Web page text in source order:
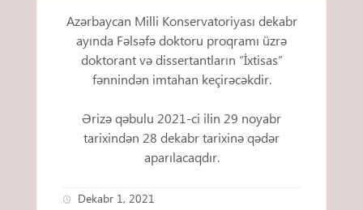
Azərbaycan Milli Konservatoriyası dekabr
ayında Fəlsəfə doktoru proqramı üzrə
doktorant və dissertantların “İxtisas”
fənnindən imtahan keçirəcəkdir.
Ərizə qəbulu 2021-ci ilin 29 noyabr
tarixindən 28 dekabr tarixinə qədər
aparılacaqdır.
Dekabr 1, 2021